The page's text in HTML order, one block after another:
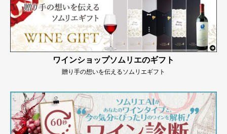
ワインショップソムリエのギフト
贈り手の想いを伝えるソムリエギフト